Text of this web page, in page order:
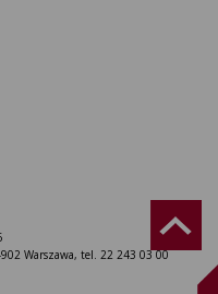
Warszawa, tel. 22 243 03 00